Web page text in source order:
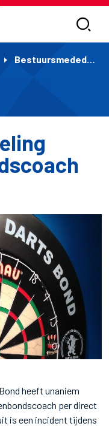
Bestuursmededeling m.b.t. herenbondscoach
heeft unaniem
per direct
is een incident tijdens